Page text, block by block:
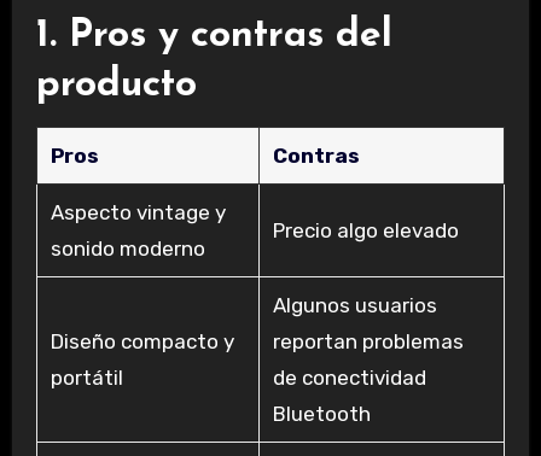
1. Pros y contras del
producto
Pros Contras
Aspecto vintage y
sonido moderno
Precio algo elevado
Diseño compacto y
portátil
Algunos usuarios
reportan problemas
de conectividad
Bluetooth